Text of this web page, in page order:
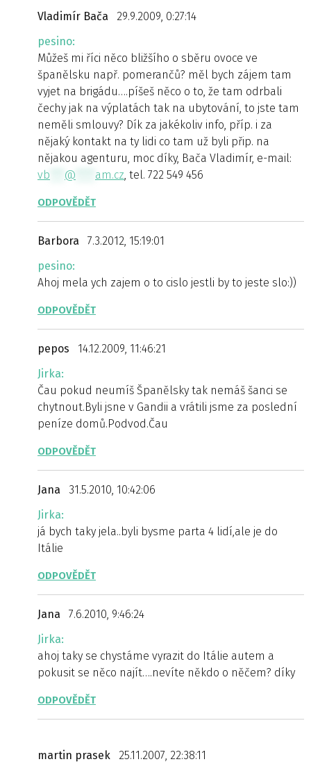
Vladimír Bača
29.9.2009, 0:27:14
pesino:
Můžeš mi říci něco bližšího o sběru ovoce ve
španělsku např. pomerančů? měl bych zájem tam
vyjet na brigádu….píšeš něco o to, že tam odrbali
čechy jak na výplatách tak na ubytování, to jste tam
neměli smlouvy? Dík za jakékoliv info, příp. i za
nějaký kontakt na ty lidi co tam už byli přip. na
nějakou agenturu, moc díky, Bača Vladimír, e-mail:
vb
@ am.cz, tel. 722 549 456
ODPOVĚDĚT
Barbora
7.3.2012, 15:19:01
pesino:
Ahoj mela ych zajem o to cislo jestli by to jeste slo:))
ODPOVĚDĚT
pepos
14.12.2009, 11:46:21
Jirka:
Čau pokud neumíš Španělsky tak nemáš šanci se
chytnout.Byli jsne v Gandii a vrátili jsme za poslední
peníze domů.Podvod.Čau
ODPOVĚDĚT
Jana
31.5.2010, 10:42:06
Jirka:
já bych taky jela..byli bysme parta 4 lidí,ale je do
Itálie
ODPOVĚDĚT
Jana
7.6.2010, 9:46:24
Jirka:
ahoj taky se chystáme vyrazit do Itálie autem a
pokusit se něco najít….nevíte někdo o něčem? díky
ODPOVĚDĚT
martin prasek 25.11.2007, 22:38:11